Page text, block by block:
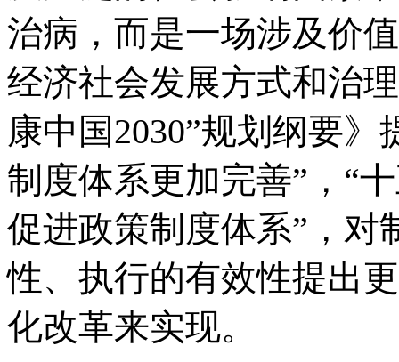
治病，而是一场涉及价
经济社会发展方式和治
康中国2030”规划纲要
制度体系更加完善”，“
促进政策制度体系”，对
性、执行的有效性提出
化改革来实现。